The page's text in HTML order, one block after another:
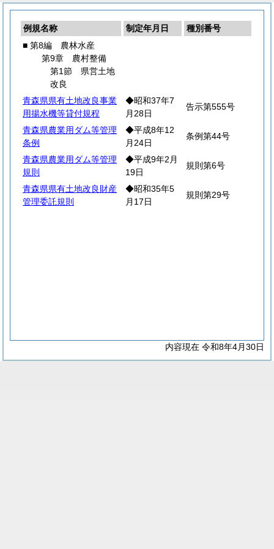
例規名称 制定年月日
種別番号
■ 第8編 農林水産
第9章 農村整備
第1節 県営土地
改良
青森県県有土地改良事業
用揚水機等貸付規程
◆昭和37年7
月28日
告示第555号
青森県農業用ダム等管理
条例
◆平成8年12
月24日
条例第44号
青森県農業用ダム等管理
規則
◆平成9年2月
19日
規則第6号
青森県県有土地改良財産
管理委託規則
◆昭和35年5
月17日
規則第29号
内容現在 令和8年4月30日